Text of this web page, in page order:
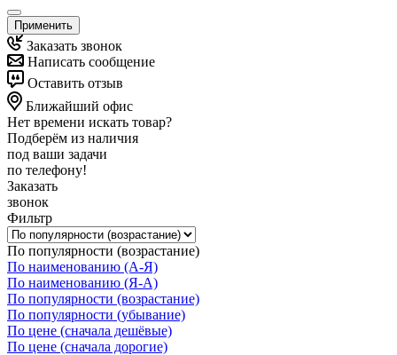
Применить
Заказать звонок
Написать сообщение
Оставить отзыв
Ближайший офис
Нет времени искать товар?
Подберём из наличия
под ваши задачи
по телефону!
Заказать
звонок
Фильтр
По популярности (возрастание)
По наименованию (А-Я)
По наименованию (Я-А)
По популярности (возрастание)
По популярности (убывание)
По цене (сначала дешёвые)
По цене (сначала дорогие)